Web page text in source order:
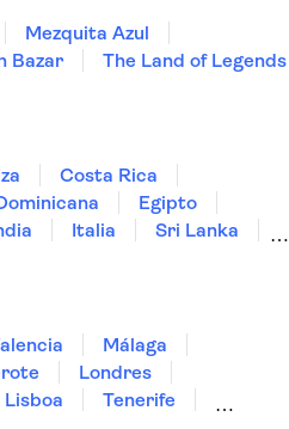
Mezquita Azul
Bazar The Land of Legends
Costa Rica
Egipto
Italia
Sri Lanka
Málaga
Londres
Lisboa
Tenerife